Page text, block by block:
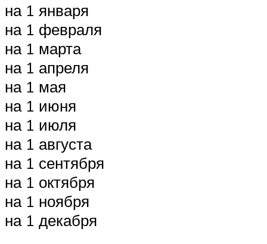
на 1 января
на 1 февраля
на 1 марта
на 1 апреля
на 1 мая
на 1 июня
на 1 июля
на 1 августа
на 1 сентября
на 1 октября
на 1 ноября
на 1 декабря